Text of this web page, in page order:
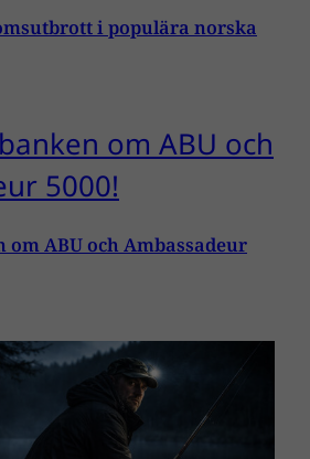
i populära norska
om ABU och Ambassadeur